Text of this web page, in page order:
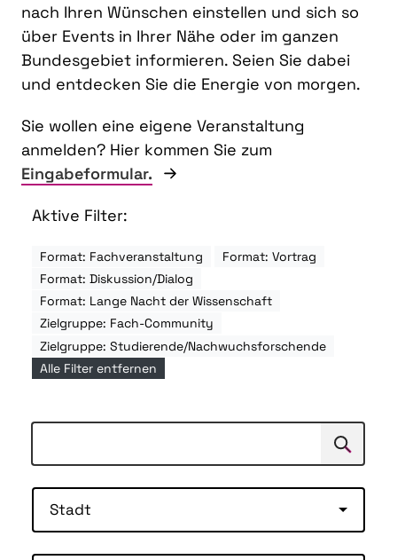
nach Ihren Wünschen einstellen und sich so
über Events in Ihrer Nähe oder im ganzen
Bundesgebiet informieren. Seien Sie dabei
und entdecken Sie die Energie von morgen.
Sie wollen eine eigene Veranstaltung
anmelden? Hier kommen Sie zum
Eingabeformular.
Aktive Filter:
Format: Fachveranstaltung
Format: Vortrag
Format: Diskussion/Dialog
Format: Lange Nacht der Wissenschaft
Zielgruppe: Fach-Community
Zielgruppe: Studierende/Nachwuchsforschende
Alle Filter entfernen
Suchen
Stadt